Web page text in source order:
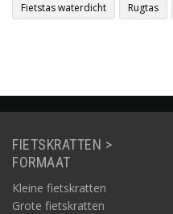
Fietstas waterdicht Rugtas
FIETSKRATTEN >
FORMAAT
Kleine fietskratten
Grote fietskratten